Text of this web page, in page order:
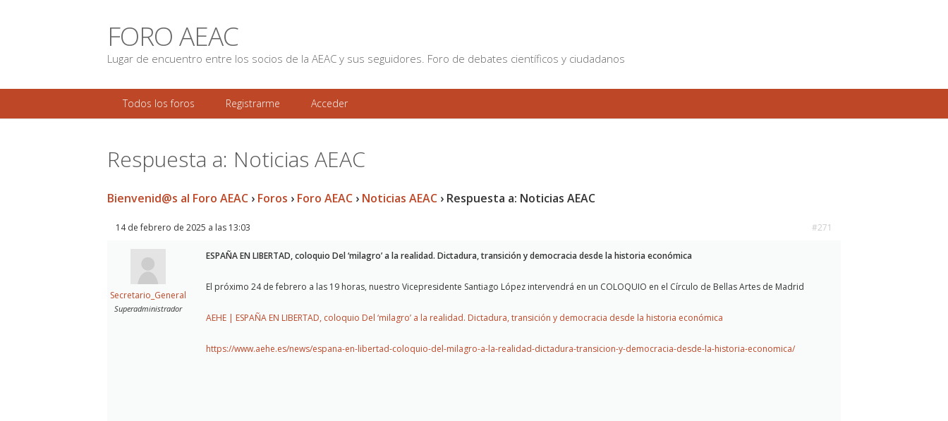
FORO AEAC
Lugar de encuentro entre los socios de la AEAC y sus seguidores. Foro de debates científicos y ciudadanos
Skip to content
Todos los foros Registrarme Acceder
Respuesta a: Noticias AEAC
Bienvenid@s al Foro AEAC › Foros › Foro AEAC › Noticias AEAC › Respuesta a: Noticias AEAC
14 de febrero de 2025 a las 13:03 #271
Secretario_General
Superadministrador
ESPAÑA EN LIBERTAD, coloquio Del ‘milagro’ a la realidad. Dictadura, transición y democracia desde la historia económica
El próximo 24 de febrero a las 19 horas, nuestro Vicepresidente Santiago López intervendrá en un COLOQUIO en el Círculo de Bellas Artes de Madrid
AEHE | ESPAÑA EN LIBERTAD, coloquio Del ‘milagro’ a la realidad. Dictadura, transición y democracia desde la historia económica
https://www.aehe.es/news/espana-en-libertad-coloquio-del-milagro-a-la-realidad-dictadura-transicion-y-democracia-desde-la-historia-economica/